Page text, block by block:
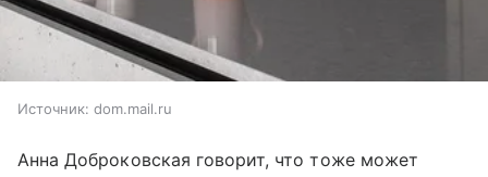
Источник: dom.mail.ru
Анна Доброковская говорит, что тоже может